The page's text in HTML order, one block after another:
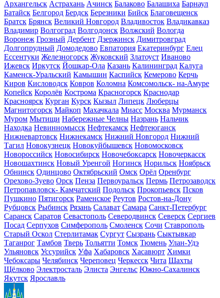
Архангельск Астрахань Ачинск Балаково Балашиха Барнаул
Батайск Белгород Бердск Березники Бийск Благовещенск
Братск Брянск Великий Новгород Владивосток Владикавказ
Владимир Волгоград Волгодонск Волжский Вологда
Воронеж Грозный Дербент Дзержинск Димитровград
Долгопрудный Домодедово Евпатория Екатеринбург Елец
Ессентуки Железногорск Жуковский Златоуст Иваново
Ижевск Иркутск Йошкар-Ола Казань Калининград Калуга
Каменск-Уральский Камышин Каспийск Кемерово Керчь
Киров Кисловодск Ковров Коломна Комсомольск- на-Амуре
Копейск Королёв Кострома Красногорск Краснодар
Красноярск Курган Курск Кызыл Липецк Люберцы
Магнитогорск Майкоп Махачкала Миасс Москва Мурманск
Муром Мытищи Набережные Челны Назрань Нальчик
Находка Невинномысск Нефтекамск Нефтеюганск
Нижневартовск Нижнекамск Нижний Новгород Нижний
Тагил Новокузнецк Новокуйбышевск Новомосковск
Новороссийск Новосибирск Новочебоксарск Новочеркасск
Новошахтинск Новый Уренгой Ногинск Норильск Ноябрьск
Обнинск Одинцово Октябрьский Омск Орёл Оренбург
Орехово-Зуево Орск Пенза Первоуральск Пермь Петрозаводск
Петропавловск- Камчатский Подольск Прокопьевск Псков
Пушкино Пятигорск Раменское Реутов Ростов-на-Дону
Рубцовск Рыбинск Рязань Салават Самара Санкт-Петербург
Саранск Саратов Севастополь Северодвинск Северск Сергиев
Посад Серпухов Симферополь Смоленск Сочи Ставрополь
Старый Оскол Стерлитамак Сургут Сызрань Сыктывкар
Таганрог Тамбов Тверь Тольятти Томск Тюмень Улан-Удэ
Ульяновск Уссурийск Уфа Хабаровск Хасавюрт Химки
Чебоксары Челябинск Череповец Черкесск Чита Шахты
Щёлково Электросталь Элиста Энгельс Южно-Сахалинск
Якутск Ярославль